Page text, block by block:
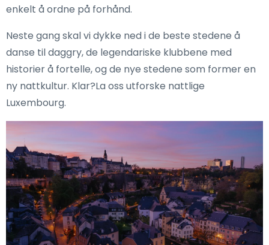
enkelt å ordne på forhånd.
Neste gang skal vi dykke ned i de beste stedene å
danse til daggry, de legendariske klubbene med
historier å fortelle, og de nye stedene som former en
ny nattkultur. Klar?La oss utforske nattlige
Luxembourg.